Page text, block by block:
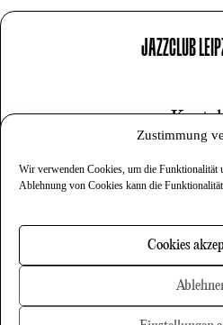
Zustimmung
Wir verwenden Cookies, um die Funktionalität
Ablehnung von Cookies kann die
Cookies
JAZZCLUB